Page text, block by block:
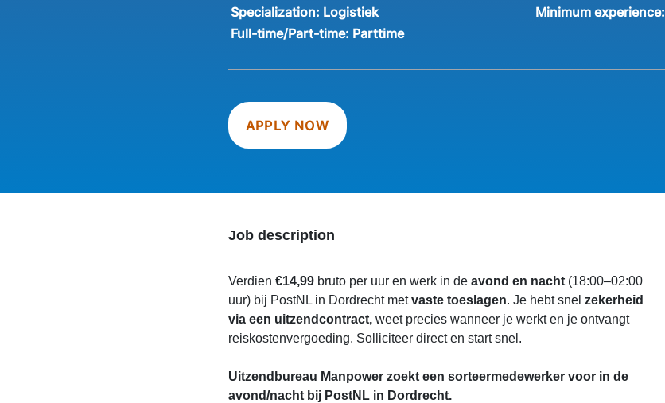
Specialization: Logistiek Minimum experience:
Full-time/Part-time: Parttime
APPLY NOW
Job description
Verdien €14,99bruto per uur en werk in de avond en nacht(18:00–02:00
uur) bij PostNL in Dordrecht metvaste toeslagen. Je hebt snel zekerheid
via een uitzendcontract,weet precies wanneer je werkt en je ontvangt
reiskostenvergoeding. Solliciteer direct en start snel.
Uitzendbureau Manpower zoekt een sorteermedewerker voor in de
avond/nacht bij PostNL in Dordrecht.